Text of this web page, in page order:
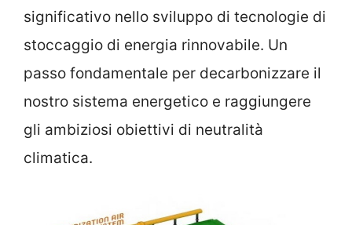
significativo nello sviluppo di tecnologie di
stoccaggio di energia rinnovabile. Un
passo fondamentale per decarbonizzare il
nostro sistema energetico e raggiungere
gli ambiziosi obiettivi di neutralità
climatica.